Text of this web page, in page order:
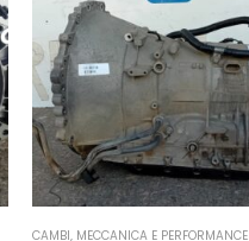
CAMBI, MECCANICA E PERFORMANCE